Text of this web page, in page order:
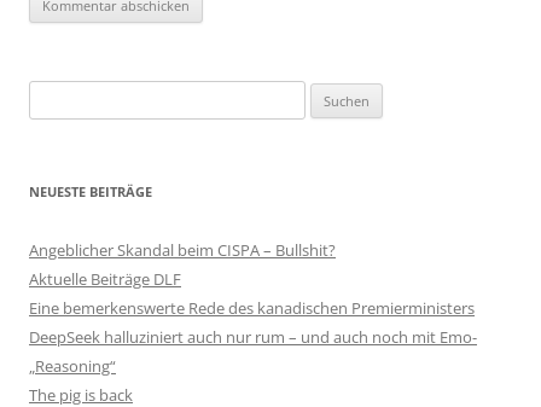
nach:
NEUESTE BEITRÄGE
Angeblicher Skandal beim CISPA – Bullshit?
Aktuelle Beiträge DLF
Eine bemerkenswerte Rede des kanadischen Premierministers
DeepSeek halluziniert auch nur rum – und auch noch mit Emo-
„Reasoning“
The pig is back